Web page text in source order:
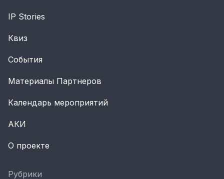
IP Stories
Квиз
События
Материалы Партнеров
Календарь мероприятий
АКИ
О проекте
Рубрики